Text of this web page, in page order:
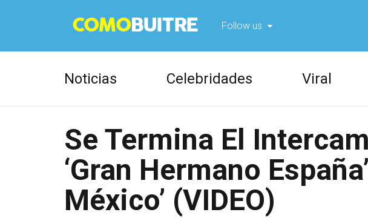
Follow us
Noticias Celebridades Viral
Se Termina El
‘Gran Hermano
México’ (VIDEO)